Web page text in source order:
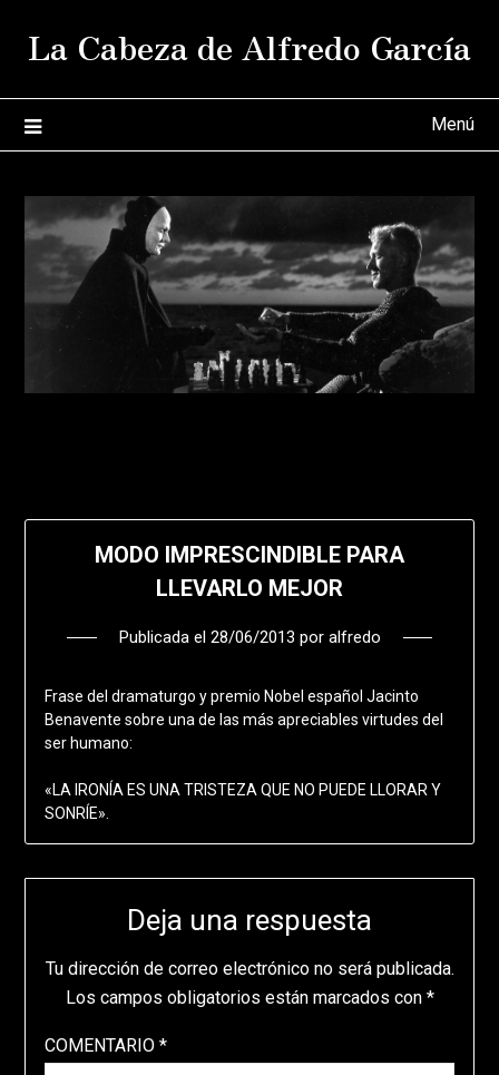
La Cabeza de Alfredo García
Menú
MODO IMPRESCINDIBLE PARA
LLEVARLO MEJOR
Publicada el 28/06/2013 por alfredo
Frase del dramaturgo y premio Nobel español Jacinto
Benavente sobre una de las más apreciables virtudes del
ser humano:
«LA IRONÍA ES UNA TRISTEZA QUE NO PUEDE LLORAR Y
SONRÍE».
Deja una respuesta
Tu dirección de correo electrónico no será publicada.
Los campos obligatorios están marcados con *
COMENTARIO *